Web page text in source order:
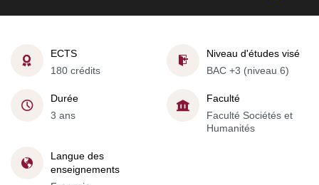
ECTS
180 crédits
Niveau d'études visé
BAC +3 (niveau 6)
Durée
3 ans
Faculté
Faculté Sociétés et
Humanités
Langue des
enseignements